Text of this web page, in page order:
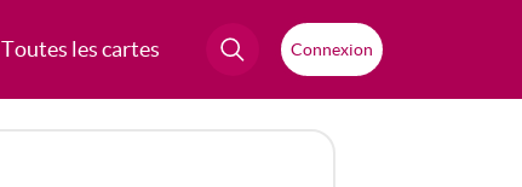
Toutes les cartes Connexion